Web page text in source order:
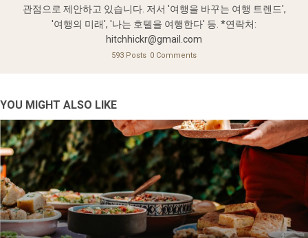
관점으로 제안하고 있습니다. 저서 '여행을 바꾸는 여행 트렌드',
'여행의 미래', '나는 호텔을 여행한다' 등. *연락처:
hitchhickr@gmail.com
593 Posts 0 Comments
YOU MIGHT ALSO LIKE